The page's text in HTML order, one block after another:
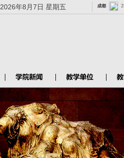
2026年8月7日 星期五